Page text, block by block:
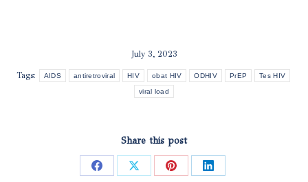
July 3, 2023
Tags: AIDS antiretroviral HIV obat HIV ODHIV PrEP Tes HIV
viral load
Share this post
Share Share Share Share